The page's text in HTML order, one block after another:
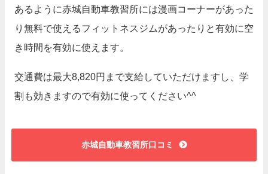
あるように赤城自動車教習所には漫画コーナーがあった
り無料で使えるフィットネスジムがあったりと有効に空
き時間を有効に使えます。
交通費は最大8,820円まで支給していただけますし、学
割も効きますので有効に使ってください^^
赤城自動車教習所口コミ